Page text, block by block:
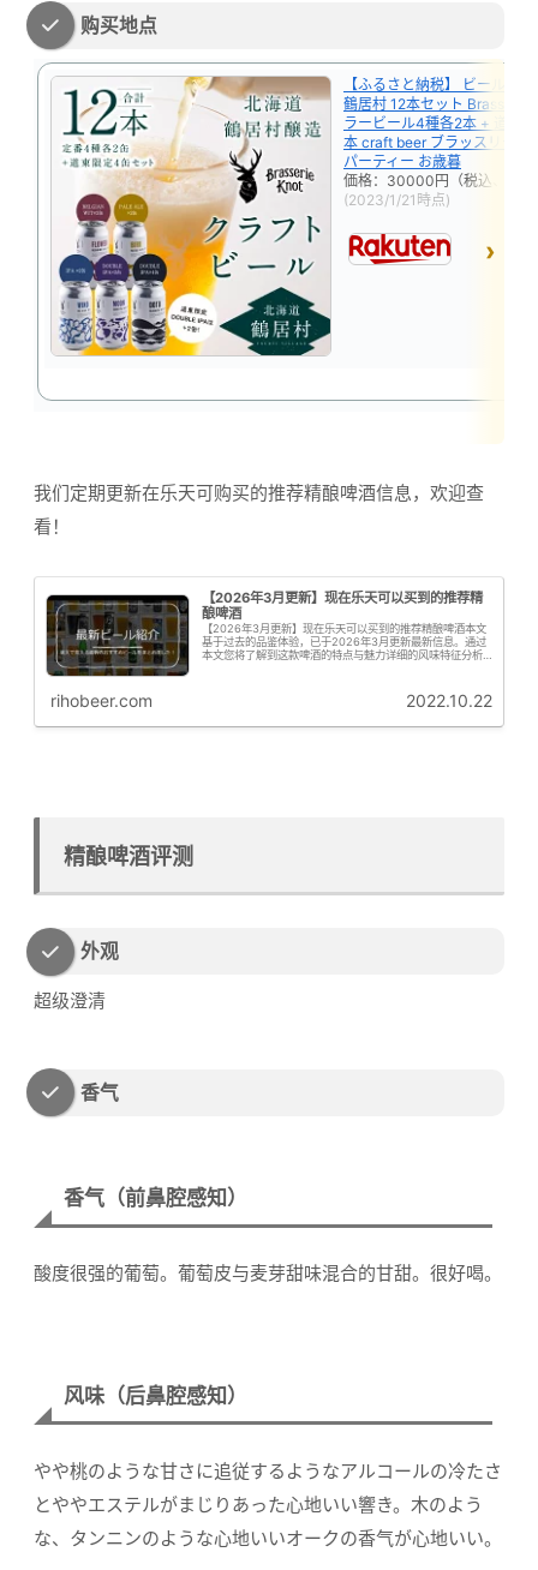
购买地点
【ふるさと納税】 ビール ク
鶴居村 12本セット Brasserie
ラービール4種各2本 + 道東
本 craft beer ブラッスリーノ
パーティー お歳暮
価格：30000円（税込、送料
(2023/1/21時点)
我们定期更新在乐天可购买的推荐精酿啤酒信息，欢迎查
看！
【2026年3月更新】现在乐天可以买到的推荐精
酿啤酒
【2026年3月更新】现在乐天可以买到的推荐精酿啤酒本文
基于过去的品鉴体验，已于2026年3月更新最新信息。通过
本文您将了解到这款啤酒的特点与魅力详细的风味特征分析
rihobeer.com 2022.10.22
精酿啤酒评测
外观
超级澄清
香气
香气（前鼻腔感知）
酸度很强的葡萄。葡萄皮与麦芽甜味混合的甘甜。很好喝。
风味（后鼻腔感知）
やや桃のような甘さに追従するようなアルコールの冷たさ
とややエステルがまじりあった心地いい響き。木のよう
な、タンニンのような心地いいオークの香气が心地いい。